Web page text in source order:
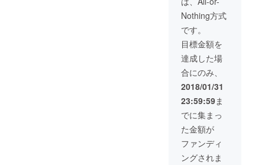
お写真
撮影に
写真が
入るの
は先行
販売の
み
「№１
～５
１」ま
での特
典で
す！
◎香川
県の人
によっ
て撮影
され
た、素
敵すぎ
る写真
から制
作した
ハレル
のオリ
ジナル
ポスト
カード
ちょっ
ぴり責
大変素
敵な経
験にな
ると思
いま
す。 ◎
ハレル
オリジ
ナルの
手ぬぐ
い２枚
セッ
ト。貴
康診断
代など
の健康
管理の
為に使
用させ
ていた
だきま
す） ◎
ドッグ
cafe&b
arに
て、
ファー
ストド
Nothing方式
です。
目標金額を
達成した場
合にのみ、
2018/01/31
23:59:59ま
でに集まっ
た金額が
ファンディ
ングされま